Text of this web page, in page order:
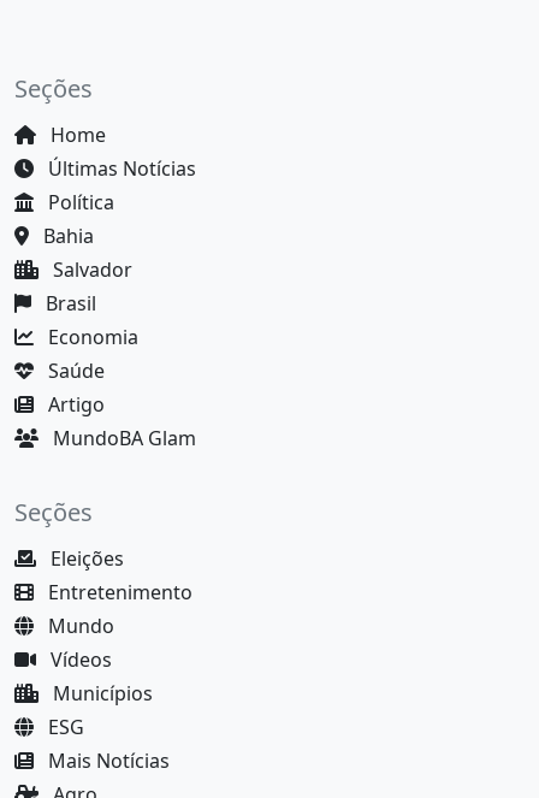
Seções
Home
Últimas Notícias
Política
Bahia
Salvador
Brasil
Economia
Saúde
Artigo
MundoBA Glam
Seções
Eleições
Entretenimento
Mundo
Vídeos
Municípios
ESG
Mais Notícias